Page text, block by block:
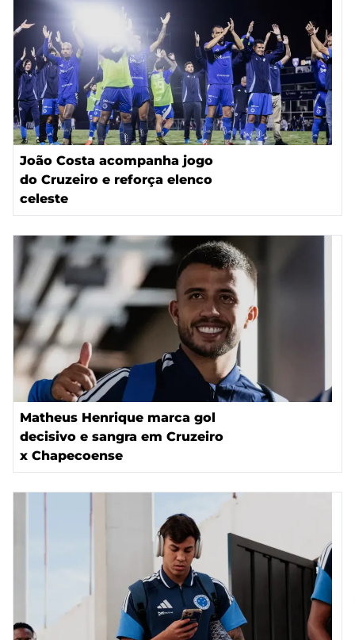
João Costa acompanha jogo
do Cruzeiro e reforça elenco
celeste
Matheus Henrique marca gol
decisivo e sangra em Cruzeiro
x Chapecoense